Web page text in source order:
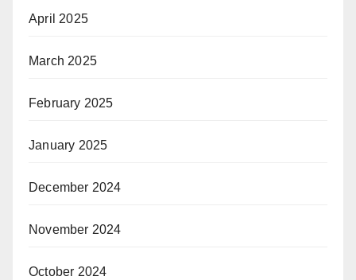
April 2025
March 2025
February 2025
January 2025
December 2024
November 2024
October 2024